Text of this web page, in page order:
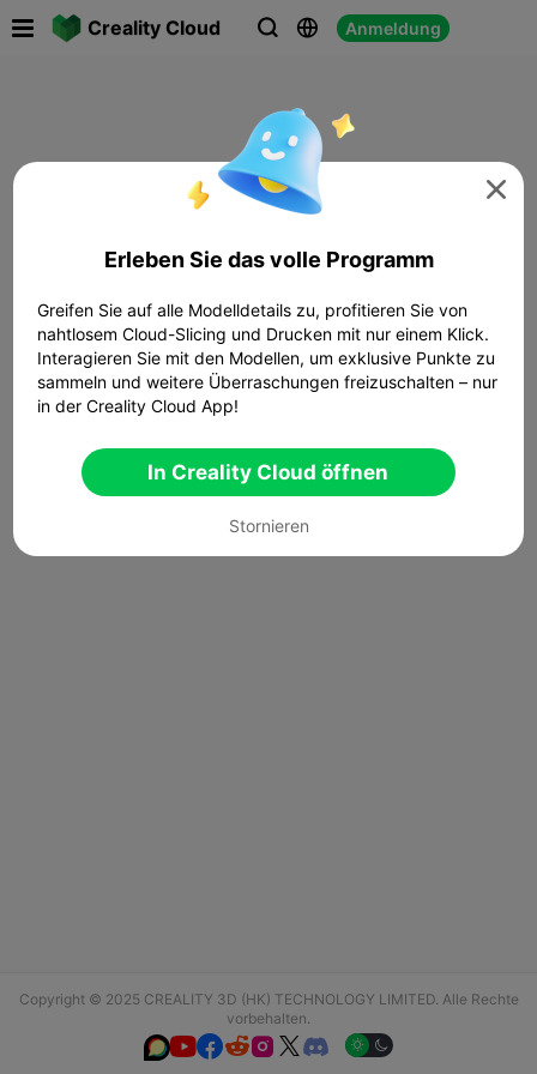
Creality Cloud   Anmeldung
Copyright © 2025 CREALITY 3D (HK) TECHNOLOGY LIMITED. Alle Rechte
vorbehalten.
  

Erleben Sie das volle Programm
Greifen Sie auf alle Modelldetails zu, profitieren Sie von
nahtlosem Cloud-Slicing und Drucken mit nur einem Klick.
Interagieren Sie mit den Modellen, um exklusive Punkte zu
sammeln und weitere Überraschungen freizuschalten – nur
in der Creality Cloud App!
In Creality Cloud öffnen
Stornieren